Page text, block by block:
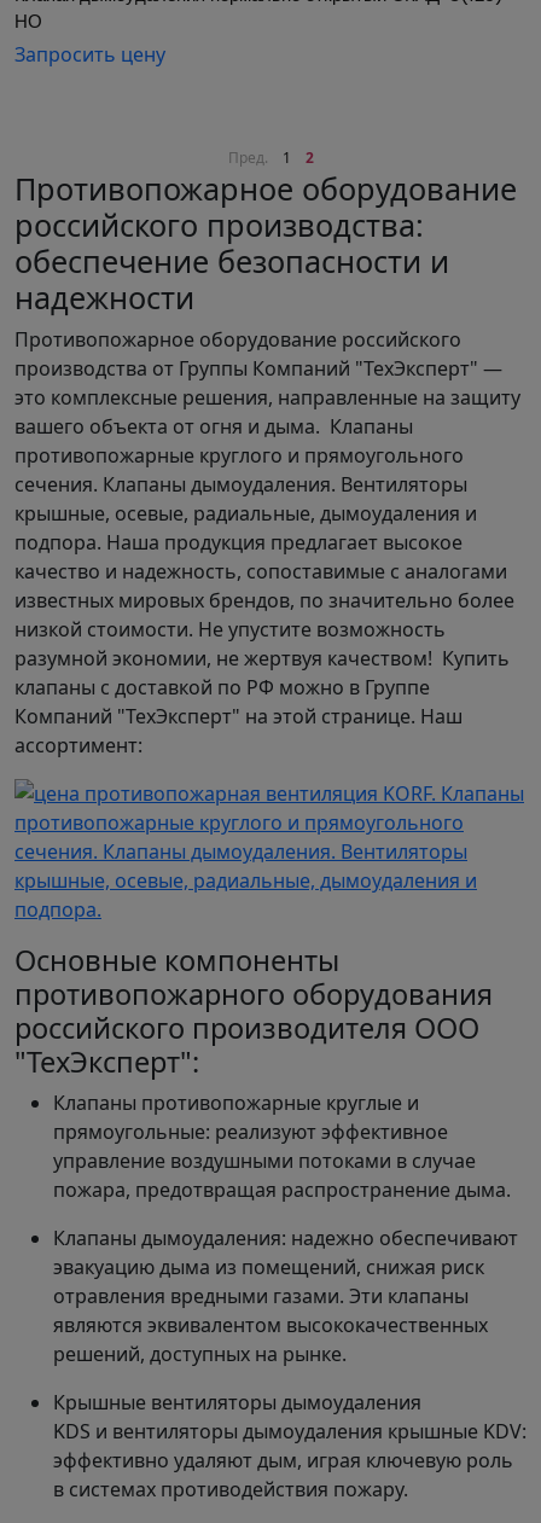
НО
Запросить цену
Пред. 1 2
Противопожарное оборудование
российского производства:
обеспечение безопасности и
надежности
Противопожарное оборудование российского
производства от Группы Компаний "ТехЭксперт" —
это комплексные решения, направленные на защиту
вашего объекта от огня и дыма. Клапаны
противопожарные круглого и прямоугольного
сечения. Клапаны дымоудаления. Вентиляторы
крышные, осевые, радиальные, дымоудаления и
подпора. Наша продукция предлагает высокое
качество и надежность, сопоставимые с аналогами
известных мировых брендов, по значительно более
низкой стоимости. Не упустите возможность
разумной экономии, не жертвуя качеством! Купить
клапаны с доставкой по РФ можно в Группе
Компаний "ТехЭксперт" на этой странице. Наш
ассортимент:
Основные компоненты
противопожарного оборудования
российского производителя ООО
"ТехЭксперт":
Клапаны противопожарные круглые и
прямоугольные: реализуют эффективное
управление воздушными потоками в случае
пожара, предотвращая распространение дыма.
Клапаны дымоудаления: надежно обеспечивают
эвакуацию дыма из помещений, снижая риск
отравления вредными газами. Эти клапаны
являются эквивалентом высококачественных
решений, доступных на рынке.
Крышные вентиляторы дымоудаления
KDS и вентиляторы дымоудаления крышные KDV:
эффективно удаляют дым, играя ключевую роль
в системах противодействия пожару.